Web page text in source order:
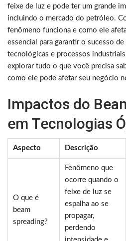
feixe de luz e pode ter um grande
incluindo o mercado do petróleo.
fenômeno funciona e como ele
essencial para garantir o sucesso
tecnológicas e processos
explorar tudo o que você precisa
como ele pode afetar seu negócio
Impactos do
em Tecnologias
Aspecto Descrição
O que é
beam
spreading?
Fenômeno que
ocorre quando o
feixe de luz se
espalha ao se
propagar,
perdendo